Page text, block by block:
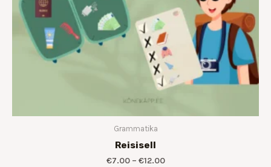
Grammatika
Reisisell
€7.00 – €12.00